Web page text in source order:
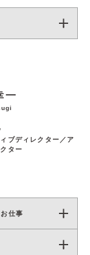
一
ブディレクター／ア
ター
仕事